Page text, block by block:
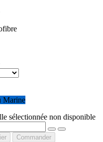
Marine
sélectionnée non disponible
Commander